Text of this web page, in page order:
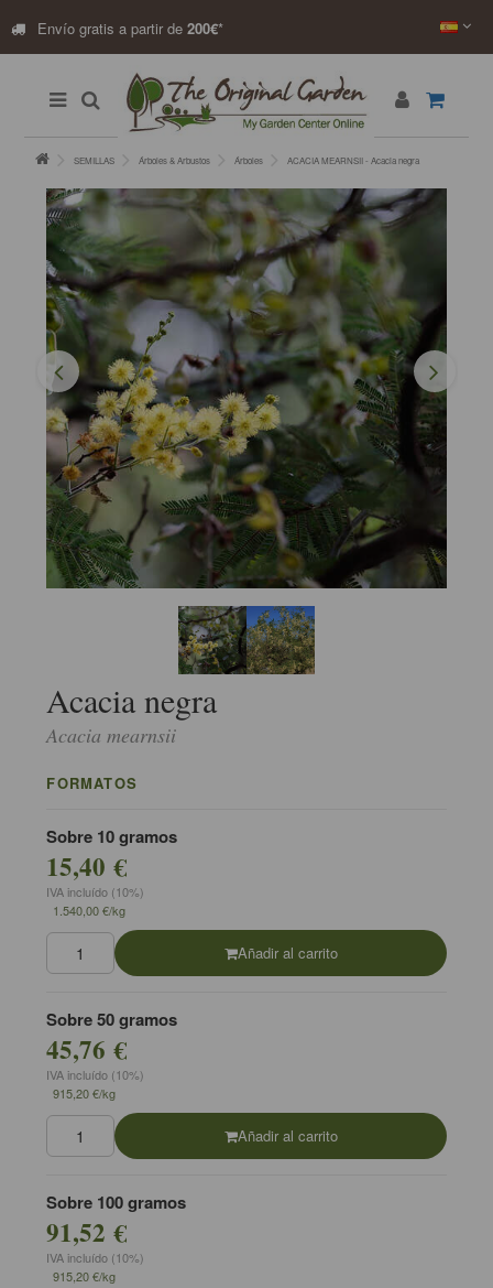
Envío gratis a partir de 200€*
SEMILLAS Árboles & Arbustos Árboles ACACIA MEARNSII - Acacia negra
Acacia negra
Acacia mearnsii
FORMATOS
Sobre 10 gramos
15,40 €
IVA incluído (10%)
1.540,00 €/kg
Añadir al carrito
Sobre 50 gramos
45,76 €
IVA incluído (10%)
915,20 €/kg
Añadir al carrito
Sobre 100 gramos
91,52 €
IVA incluído (10%)
915,20 €/kg